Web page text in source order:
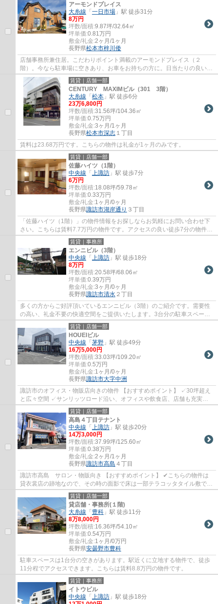
アーモンドプレイス
大糸線 「一日市場 」駅 徒歩31分
8万円
坪数/面積:9.87坪/32.64㎡
坪単価:0.81 万円
敷金/礼金:2ヶ月/1ヶ月
長野県松本市梓川倭
店舗事務所兼住居。こだわりポイント満載のアーモンドプレイス（２
階）。今なら駐車場に空きあり、お車をお持ちの方に。日当たりの良い事
務所向きの物件です！
賃貸｜店舗一部
CENTURY MAXIMビル（301 3階）
大糸線 「松本 」駅 徒歩6分
23万6,800円
坪数/面積:31.56坪/104.36㎡
坪単価:0.75万円
敷金/礼金:3ヶ月/1ヶ月
長野県松本市深志 １丁目
賃料は23.68万円です。こちらの物件は礼金が1ヶ月のみです。
賃貸｜店舗一部
佐藤ハイツ（1階）
中央線 「 上諏訪 」駅 徒歩7分
6万円
坪数/面積:18.08坪/59.78㎡
坪単価:0.33万円
敷金/礼金:1ヶ月/0ヶ月
長野県諏訪市湖岸通り ３丁目
「佐藤ハイツ（1階）」の物件情報をお探しならお気軽にお問い合わせ下
さい。こちらは賃料7.7万円の物件です。アクセスの良い徒歩7分の物件で
す。
賃貸｜事務所
エンニビル（3階）
中央線 「 上諏訪 」駅 徒歩18分
8万円
坪数/面積:20.58坪/68.06㎡
坪単価:0.39万円
敷金/礼金:3ヶ月/0ヶ月
長野県諏訪市清水 ２丁目
多くの方からご好評頂いているエンニビル（3階）のご紹介です。需要性
の高い、礼金不要の快適空間をご提供いたします。3台分の駐車スペース
があるので、車をご利用の方はぜひお問い合...
賃貸｜店舗一部
HOUEIビル
中央線 「茅野 」駅 徒歩49分
16万5,000円
坪数/面積:33.03坪/109.20㎡
坪単価:0.5万円
敷金/礼金:1ヶ月/0ヶ月
長野県諏訪市大字中洲
諏訪市のオフィス・物販店向きの物件 【おすすめポイント】 ✓30坪超え
と広々空間 ✓サンリッツロード沿い、オフィスや飲食店、店舗も充実の
エリア
賃貸｜店舗一部
高島４丁目テナント
中央線 「 上諏訪 」駅 徒歩20分
14万3,000円
坪数/面積:37.99坪/125.60㎡
坪単価:0.38万円
敷金/礼金:2ヶ月/1ヶ月
長野県諏訪市高島 ４丁目
諏訪市高島 サロン・物販向き 【おすすめポイント】 ✔こちらの物件は
貸衣裳店の跡地なので、その時の面影で床は一部テラコッタタイル敷であ
ったり、外壁は塗り壁で素材のおしゃれ感...
賃貸｜店舗一部
貸店舗・事務所(１階)
大糸線 「豊科 」駅 徒歩11分
8万8,000円
坪数/面積:16.36坪/54.10㎡
坪単価:0.54万円
敷金/礼金:1ヶ月/0万円
長野県安曇野市豊科
駐車スペースは1台分の空きがあります。駅近くに立地する物件で、徒歩
11分程でアクセスできます。こちらは賃料8.8万円の物件です。
賃貸｜事務所
イトウビル
中央線 「 上諏訪 」駅 徒歩18分